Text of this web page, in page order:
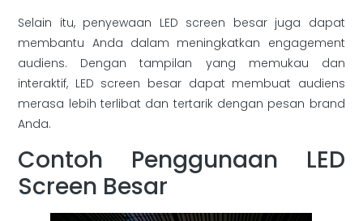
Selain itu, penyewaan LED screen besar juga dapat
membantu Anda dalam meningkatkan engagement
audiens. Dengan tampilan yang memukau dan
interaktif, LED screen besar dapat membuat audiens
merasa lebih terlibat dan tertarik dengan pesan brand
Anda.
Contoh Penggunaan LED
Screen Besar